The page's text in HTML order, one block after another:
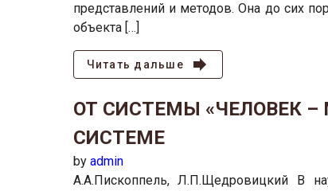
представлений и методов. Она до сих
объекта […]
Читать дальше
ОТ СИСТЕМЫ «ЧЕЛОВЕК
СИСТЕМЕ
by admin
А.А.Пископпель, Л.П.Щедровицкий В